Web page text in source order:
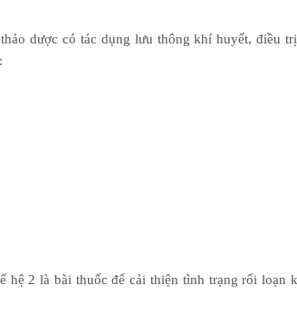
dược có tác dụng lưu thông khí huyết, điều
hệ 2 là bài thuốc để cải thiện tình trạng rối loạn